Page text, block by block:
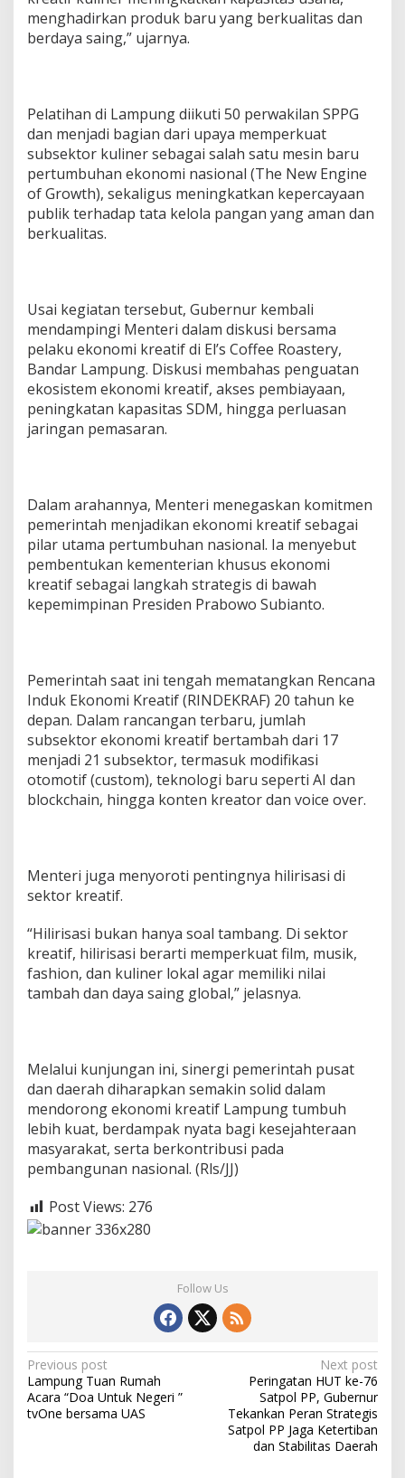
menghadirkan produk baru yang berkualitas dan
berdaya saing,” ujarnya.
Pelatihan di Lampung diikuti 50 perwakilan SPPG
dan menjadi bagian dari upaya memperkuat
subsektor kuliner sebagai salah satu mesin baru
pertumbuhan ekonomi nasional (The New Engine
of Growth), sekaligus meningkatkan kepercayaan
publik terhadap tata kelola pangan yang aman dan
berkualitas.
Usai kegiatan tersebut, Gubernur kembali
mendampingi Menteri dalam diskusi bersama
pelaku ekonomi kreatif di El’s Coffee Roastery,
Bandar Lampung. Diskusi membahas penguatan
ekosistem ekonomi kreatif, akses pembiayaan,
peningkatan kapasitas SDM, hingga perluasan
jaringan pemasaran.
Dalam arahannya, Menteri menegaskan komitmen
pemerintah menjadikan ekonomi kreatif sebagai
pilar utama pertumbuhan nasional. Ia menyebut
pembentukan kementerian khusus ekonomi
kreatif sebagai langkah strategis di bawah
kepemimpinan Presiden Prabowo Subianto.
Pemerintah saat ini tengah mematangkan Rencana
Induk Ekonomi Kreatif (RINDEKRAF) 20 tahun ke
depan. Dalam rancangan terbaru, jumlah
subsektor ekonomi kreatif bertambah dari 17
menjadi 21 subsektor, termasuk modifikasi
otomotif (custom), teknologi baru seperti AI dan
blockchain, hingga konten kreator dan voice over.
Menteri juga menyoroti pentingnya hilirisasi di
sektor kreatif.
“Hilirisasi bukan hanya soal tambang. Di sektor
kreatif, hilirisasi berarti memperkuat film, musik,
fashion, dan kuliner lokal agar memiliki nilai
tambah dan daya saing global,” jelasnya.
Melalui kunjungan ini, sinergi pemerintah pusat
dan daerah diharapkan semakin solid dalam
mendorong ekonomi kreatif Lampung tumbuh
lebih kuat, berdampak nyata bagi kesejahteraan
masyarakat, serta berkontribusi pada
pembangunan nasional. (Rls/JJ)
Post Views: 276
Follow Us
P
o
s
Previous post
Lampung Tuan Rumah
Acara “Doa Untuk Negeri ”
tvOne bersama UAS
Next post
Peringatan HUT ke-76
Satpol PP, Gubernur
Tekankan Peran Strategis
Satpol PP Jaga Ketertiban
dan Stabilitas Daerah